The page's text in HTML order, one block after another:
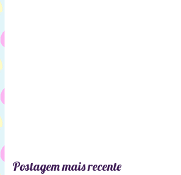
Postagem mais recente